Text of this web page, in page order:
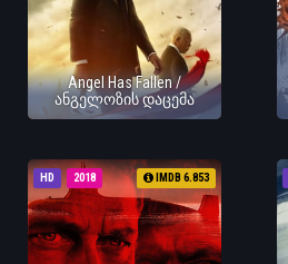
Angel Has Fallen /
ანგელოზის დაცემა
HD 2018 IMDB 6.853